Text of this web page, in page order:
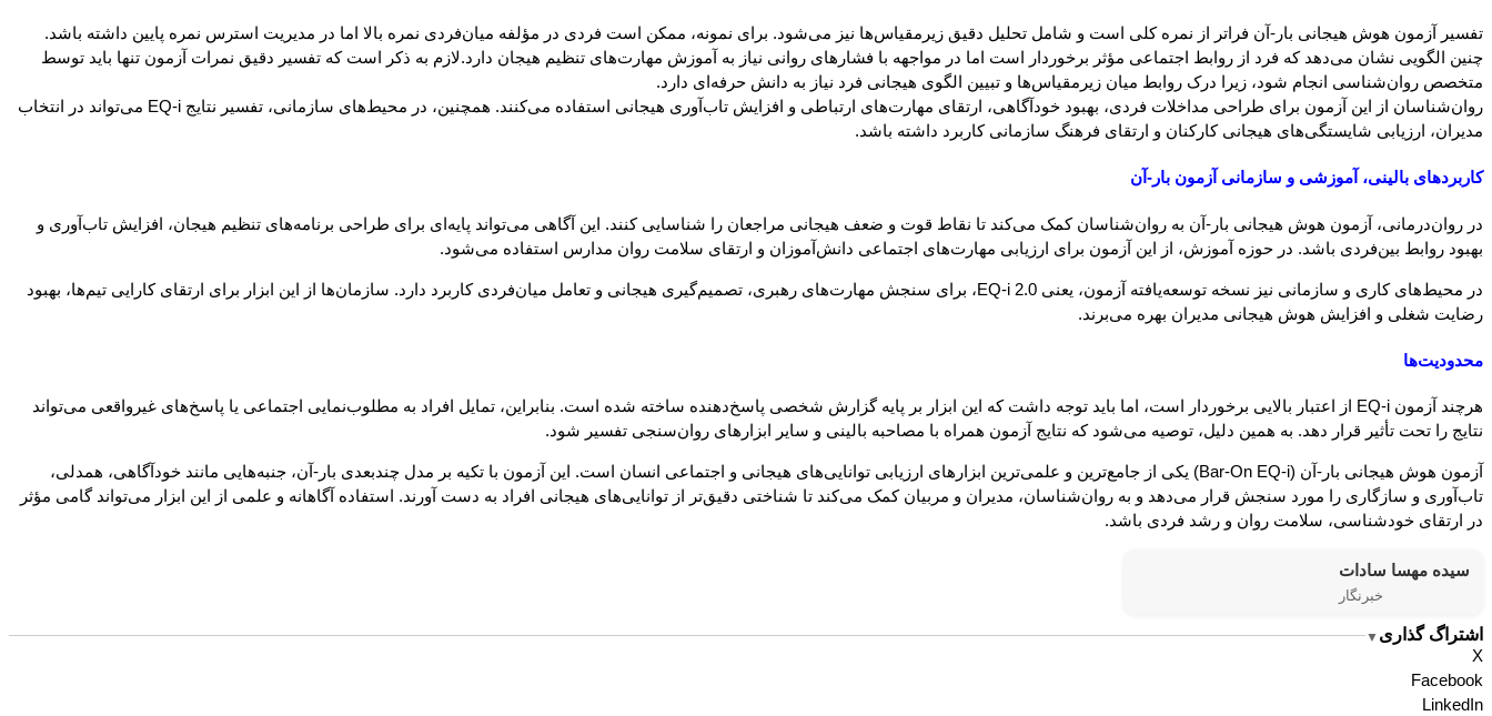
تفسیر آزمون هوش هیجانی بار-آن فراتر از نمره کلی است و شامل تحلیل دقیق زیرمقیاس‌ها نیز می‌شود. برای نمونه، ممکن است فردی در مؤلفه میان‌فردی نمره بالا اما در مدیریت استرس نمره پایین داشته باشد.
چنین الگویی نشان می‌دهد که فرد از روابط اجتماعی مؤثر برخوردار است اما در مواجهه با فشارهای روانی نیاز به آموزش مهارت‌های تنظیم هیجان دارد.لازم به ذکر است که تفسیر دقیق نمرات آزمون تنها باید توسط
متخصص روان‌شناسی انجام شود، زیرا درک روابط میان زیرمقیاس‌ها و تبیین الگوی هیجانی فرد نیاز به دانش حرفه‌ای دارد.
روان‌شناسان از این آزمون برای طراحی مداخلات فردی، بهبود خودآگاهی، ارتقای مهارت‌های ارتباطی و افزایش تاب‌آوری هیجانی استفاده می‌کنند. همچنین، در محیط‌های سازمانی، تفسیر نتایج EQ-i می‌تواند در انتخاب
مدیران، ارزیابی شایستگی‌های هیجانی کارکنان و ارتقای فرهنگ سازمانی کاربرد داشته باشد.
کاربردهای بالینی، آموزشی و سازمانی آزمون بار-آن
در روان‌درمانی، آزمون هوش هیجانی بار-آن به روان‌شناسان کمک می‌کند تا نقاط قوت و ضعف هیجانی مراجعان را شناسایی کنند. این آگاهی می‌تواند پایه‌ای برای طراحی برنامه‌های تنظیم هیجان، افزایش تاب‌آوری و
بهبود روابط بین‌فردی باشد. در حوزه آموزش، از این آزمون برای ارزیابی مهارت‌های اجتماعی دانش‌آموزان و ارتقای سلامت روان مدارس استفاده می‌شود.
در محیط‌های کاری و سازمانی نیز نسخه توسعه‌یافته آزمون، یعنی EQ-i 2.0، برای سنجش مهارت‌های رهبری، تصمیم‌گیری هیجانی و تعامل میان‌فردی کاربرد دارد. سازمان‌ها از این ابزار برای ارتقای کارایی تیم‌ها، بهبود
رضایت شغلی و افزایش هوش هیجانی مدیران بهره می‌برند.
محدودیت‌ها
هرچند آزمون EQ-i از اعتبار بالایی برخوردار است، اما باید توجه داشت که این ابزار بر پایه گزارش شخصی پاسخ‌دهنده ساخته شده است. بنابراین، تمایل افراد به مطلوب‌نمایی اجتماعی یا پاسخ‌های غیرواقعی می‌تواند
نتایج را تحت تأثیر قرار دهد. به همین دلیل، توصیه می‌شود که نتایج آزمون همراه با مصاحبه بالینی و سایر ابزارهای روان‌سنجی تفسیر شود.
آزمون هوش هیجانی بار-آن (Bar-On EQ-i) یکی از جامع‌ترین و علمی‌ترین ابزارهای ارزیابی توانایی‌های هیجانی و اجتماعی انسان است. این آزمون با تکیه بر مدل چندبعدی بار-آن، جنبه‌هایی مانند خودآگاهی، همدلی،
تاب‌آوری و سازگاری را مورد سنجش قرار می‌دهد و به روان‌شناسان، مدیران و مربیان کمک می‌کند تا شناختی دقیق‌تر از توانایی‌های هیجانی افراد به دست آورند. استفاده آگاهانه و علمی از این ابزار می‌تواند گامی مؤثر
در ارتقای خودشناسی، سلامت روان و رشد فردی باشد.
سیده مهسا سادات
خبرنگار
اشتراگ گذاری ▼
X
Facebook
LinkedIn